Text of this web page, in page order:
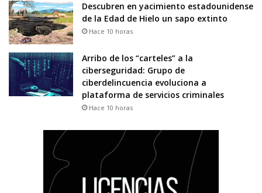
Descubren en yacimiento estadounidense
de la Edad de Hielo un sapo extinto
Hace 10 horas
Arribo de los “carteles” a la
ciberseguridad: Grupo de
ciberdelincuencia evoluciona a
plataforma de servicios criminales
Hace 10 horas